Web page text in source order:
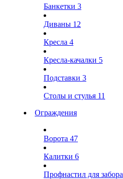
Банкетки 3
Диваны 12
Кресла 4
Кресла-качалки 5
Подставки 3
Столы и стулья 11
Ограждения
Ворота 47
Калитки 6
Профнастил для забора